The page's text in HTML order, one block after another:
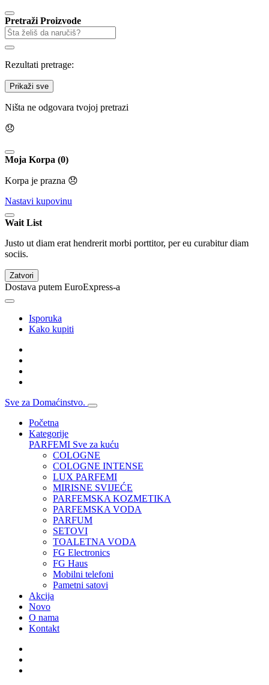
Pretraži Proizvode
Rezultati pretrage:
Prikaži sve
Ništa ne odgovara tvojoj pretrazi
😞
Moja Korpa (0)
Korpa je prazna 😞
Nastavi kupovinu
Wait List
Justo ut diam erat hendrerit morbi porttitor, per eu curabitur diam
sociis.
Zatvori
Dostava putem EuroExpress-a
Isporuka
Kako kupiti
Sve za Domaćinstvo.
Početna
Kategorije
PARFEMI Sve za kuću
COLOGNE
COLOGNE INTENSE
LUX PARFEMI
MIRISNE SVIJEĆE
PARFEMSKA KOZMETIKA
PARFEMSKA VODA
PARFUM
SETOVI
TOALETNA VODA
FG Electronics
FG Haus
Mobilni telefoni
Pametni satovi
Akcija
Novo
O nama
Kontakt